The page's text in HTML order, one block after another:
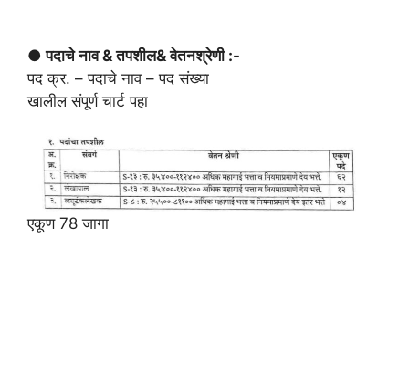
● पदाचे नाव & तपशील& वेतनश्रेणी :-
पद क्र. – पदाचे नाव – पद संख्या
खालील संपूर्ण चार्ट पहा
एकूण 78 जागा